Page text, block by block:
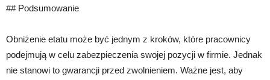
## Podsumowanie
Obniżenie etatu może być jednym z kroków, które pracownicy
podejmują w celu zabezpieczenia swojej pozycji w firmie. Jednak
nie stanowi to gwarancji przed zwolnieniem. Ważne jest, aby